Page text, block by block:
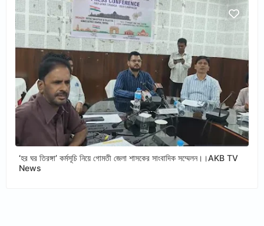
‘হর ঘর তিরঙ্গা’ কর্মসূচি নিয়ে গোমতী জেলা শাসকের সাংবাদিক সম্মেলন।।AKB TV
News